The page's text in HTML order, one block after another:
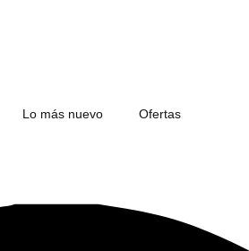
Lo más nuevo Ofertas